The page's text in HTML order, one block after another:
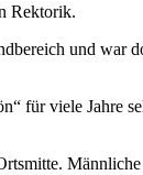
Rektorik.
und war
für viele Jahre